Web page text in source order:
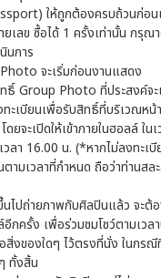
ให้ถูกต้องครบถ้วนก่อน
เลข ซื้อได้ 1 ครั้งเท่านั้น กรุณ
นการ
จะเริ่มก่อนงานแสดง
ธิ์ Group Photo ที่ประสงค์จะ
ทะเบียนเพื่อรับสิทธิ์ที่บริเวณหน้
ยจะเปิดให้เข้าภายในฮอลล์ ใน
ลา 16.00 น. (*หากไม่ลงทะเบี
ตามเวลาที่กำหนด ถือว่าท่านส
นไปถ่ายภาพกับศิลปินแล้ว จะต้
กครั้ง เพื่อร่วมชมโชว์ตามเวล
สิ่งของใดๆ ไว้ตรงที่นั่ง ในกร
ทั้งสิ้น